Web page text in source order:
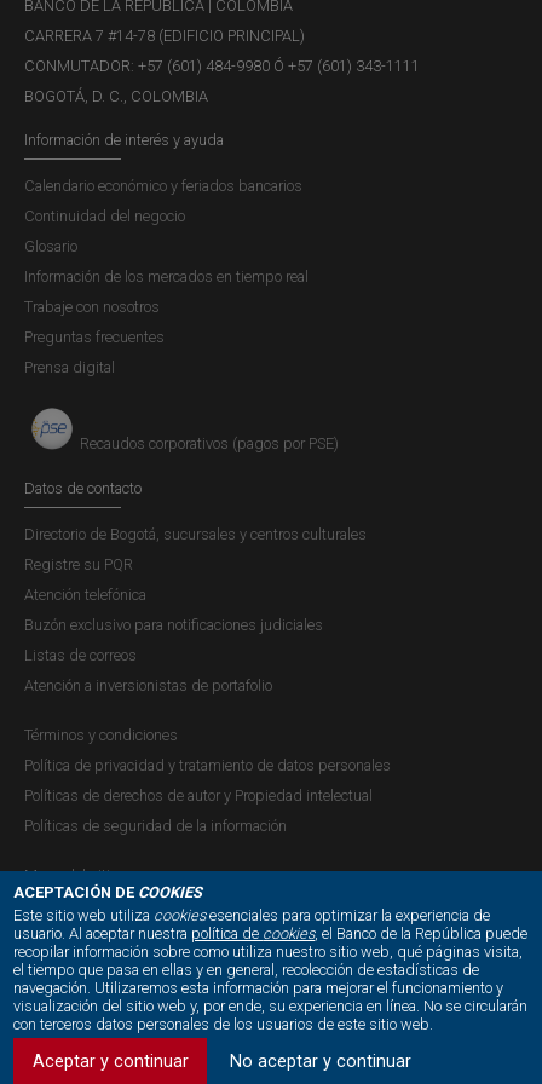
Publicación |JUEVES, 2 DE FEBRERO DE 2017
En este documento se exponen los resultados de la
Encuesta sobre la situación actual del microcrédito en
Colombia del cuarto trimestre de 2016, la cual fue
diseñada por el Departamento de Estabilidad Financiera
del Banco de la República, junto con Asomicrofinanzas,
con el fin de conocer la...
Reporte de la situación del crédito en
Colombia - Diciembre de 2016
Publicación |
trimestral sobre la situación del crédito en Colombia
aplicada en diciembre de 2016, en la que participan los
intermediarios financieros que realizan operaciones de
y cooperativas...
Encuesta de percepción sobre riesgos
del sistema financiero - Segundo
semestre de 2016
Publicación |LUNES, 30 DE ENERO DE 2017
En esta versión de la encuesta, que fue aplicada entre
noviembre y diciembre de 2016, participaron noventa
instituciones del sector financiero, gremios y
universidades. De las respuestas obtenidas, los sectores
que tuvieron mayor representatividad...
Reporte de la situación del crédito en
ACEPTACIÓN DE COOKIES
Este sitio web utiliza cookiesesenciales para optimizar la experiencia de
usuario. Al aceptar nuestra política de cookies, el Banco de la República puede
recopilar información sobre como utiliza nuestro sitio web, qué páginas visita,
el tiempo que pasa en ellas y en general, recolección de estadísticas de
navegación. Utilizaremos esta información para mejorar el funcionamiento y
visualización del sitio web y, por ende, su experiencia en línea. No se circularán
con terceros datos personales de los usuarios de este sitio web.
Aceptar y continuar No aceptar y continuar
BANCO DE LA REPÚBLICA | COLOMBIA
CARRERA 7 #14-78 (EDIFICIO PRINCIPAL)
CONMUTADOR: +57 (601) 484-9980 Ó +57 (601) 343-1111
BOGOTÁ, D. C., COLOMBIA
Información de interés y ayuda
Calendario económico y feriados bancarios
Continuidad del negocio
Glosario
Información de los mercados en tiempo real
Trabaje con nosotros
Preguntas frecuentes
Prensa digital
Recaudos corporativos (pagos por PSE)
Datos de contacto
Directorio de Bogotá, sucursales y centros culturales
Registre su PQR
Atención telefónica
Buzón exclusivo para notificaciones judiciales
Listas de correos
Atención a inversionistas de portafolio
Términos y condiciones
Política de privacidad y tratamiento de datos personales
Políticas de derechos de autor y Propiedad intelectual
Políticas de seguridad de la información
Mapa del sitio
NUESTRAS REDES SOCIALES: